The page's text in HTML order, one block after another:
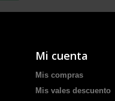
Mi cuenta
Mis compras
Mis vales descuento